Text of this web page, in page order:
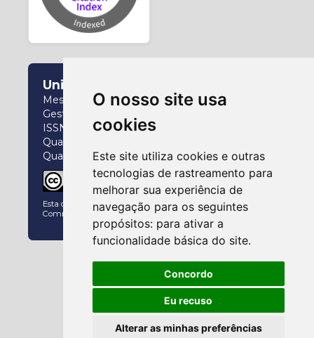
O nosso site usa
cookies
Este site utiliza cookies e outras
tecnologias de rastreamento para
melhorar sua experiência de
navegação para os seguintes
propósitos: para ativar a
funcionalidade básica do site.
Concordo
Eu recuso
Alterar as minhas preferências
Universidade Federal do Paraná
Mestrado e Doutorado Interdisciplinar em
Gestão da Informação
ISSN: 2237-826X
Qualis (2017-2020): A4
Qualis (2021-2024): A2
Esta obra está licenciado com uma LicençaCreative
Commons Atribuição 4.0 Internacional.